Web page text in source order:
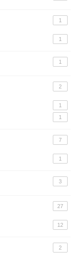
1
1
1
2
1
1
7
1
3
27
12
2